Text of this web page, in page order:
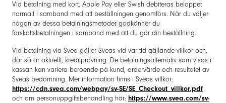
Vid betalning med kort, Apple Pay eller Swish debiteras beloppet
normalt i samband med att beställningen genomförs. När du väljer
någon av dessa betalningsmetoder godkänner du
förskottsbetalningen i samband med att du gör din beställning.
Vid betalning via Svea gäller Sveas vid var tid gällande villkor och,
där så är aktuellt, kreditprövning. De betalningsalternativ som visas i
kassan kan variera beroende på kund, ordervärde och resultatet av
Sveas bedömning. Mer information finns i Sveas villkor:
https://cdn.svea.com/webpay/sv-SE/SE_Checkout_villkor.pdf
och om personuppgiftsbehandling här: https://www.svea.com/sv-